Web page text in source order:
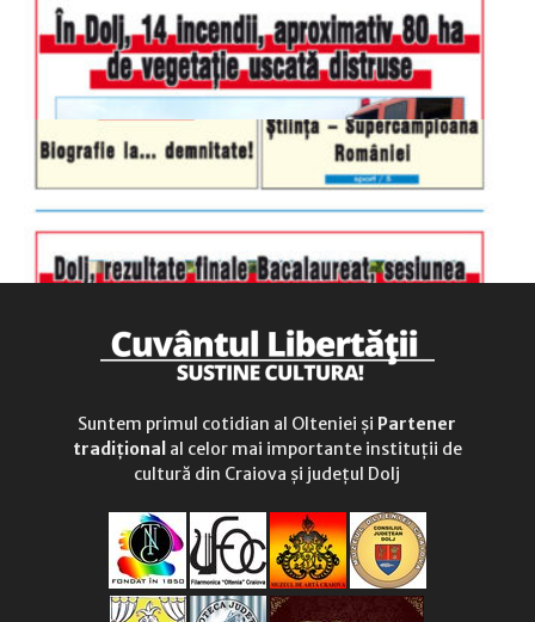
duminică
9.00 - 12.00
Suntem primul cotidian al Olteniei și Partener
tradițional al celor mai importante instituții de
cultură din Craiova și județul Dolj